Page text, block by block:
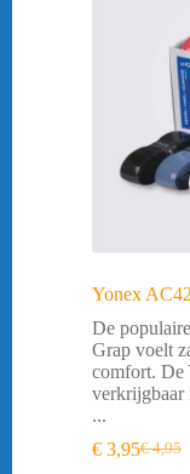
Yonex
De
Grap voelt
comfort. De
verkrijgbaar
...
€4,95
€ 3,95Huidige